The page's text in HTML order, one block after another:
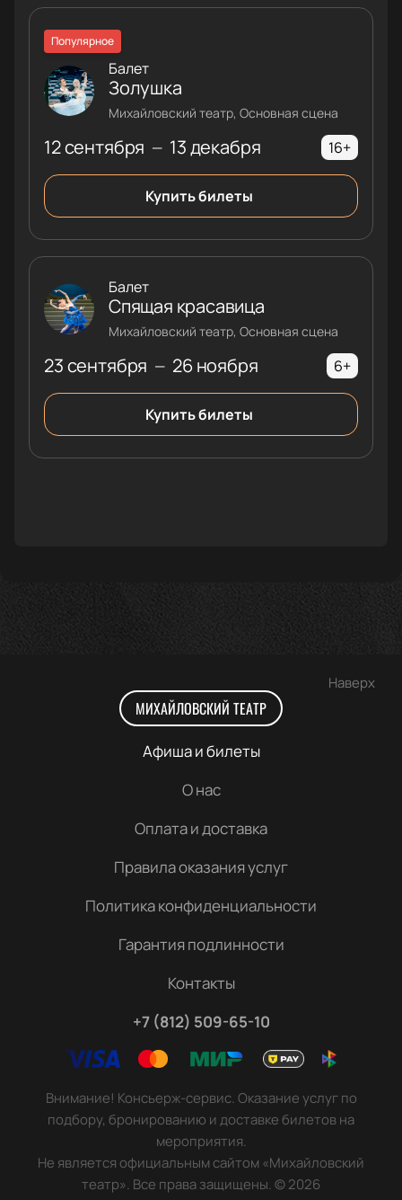
Популярное
12 сентября — 13 декабря
Балет
Золушка
Михайловский театр, Основная сцена
16+
Купить билеты
23 сентября — 26 ноября
Балет
Спящая красавица
Михайловский театр, Основная сцена
6+
Купить билеты
Наверх
МИХАЙЛОВСКИЙ ТЕАТР
Афиша и билеты
О нас
Оплата и доставка
Правила оказания услуг
Политика конфиденциальности
Гарантия подлинности
Контакты
+7 (812) 509-65-10
Внимание! Консьерж-сервис. Оказание услуг по
подбору, бронированию и доставке билетов на
мероприятия.
Не является официальным сайтом «Михайловский
театр». Все права защищены.©2026